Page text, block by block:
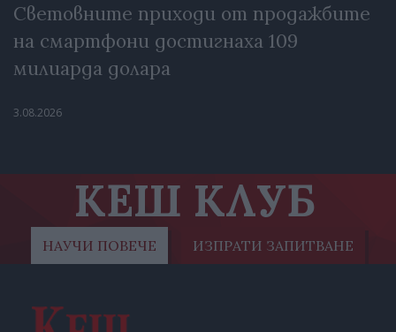
Световните приходи от продажбите
на смартфони достигнаха 109
милиарда долара
3.08.2026
КЕШ КЛУБ
НАУЧИ ПОВЕЧЕ ИЗПРАТИ ЗАПИТВАНЕ